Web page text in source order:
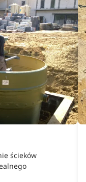
ścieków